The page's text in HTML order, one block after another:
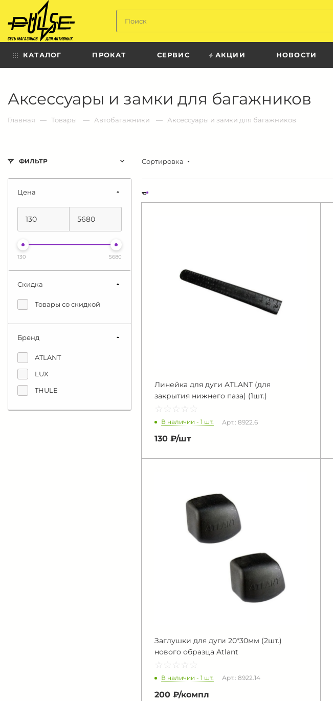
КАТАЛОГ ПРОКАТ СЕРВИС АКЦИИ НОВОСТИ
Аксессуары и замки для багажников
пульс:
сеть
для
Главная Товары Автобагажники Аксессуары и замки для багажников
Сортировка
Линейка для дуги ATLANT (для
закрытия нижнего паза) (1шт.)
☆ ☆ ☆ ☆ ☆
★ ★ ★ ★ ★
В наличии - 1 шт. Арт.: 8922.6
130 ₽/шт
Заглушки для дуги 20*30мм (2шт.)
нового образца Atlant
☆ ☆ ☆ ☆ ☆
★ ★ ★ ★ ★
В наличии - 1 шт. Арт.: 8922.14
200 ₽/компл
ФИЛЬТР
Цена
130 5680
Скидка
Товары со скидкой
Бренд
ATLANT
LUX
THULE